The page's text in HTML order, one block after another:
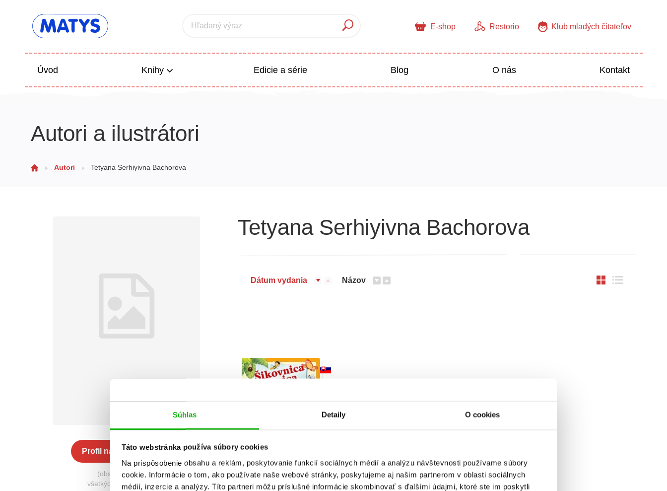
Súhlas Detaily O cookies
Táto webstránka používa súbory cookies
Na prispôsobenie obsahu a reklám, poskytovanie funkcií sociálnych médií a analýzu návštevnosti používame súbory
cookie. Informácie o tom, ako používate naše webové stránky, poskytujeme aj našim partnerom v oblasti sociálnych
médií, inzercie a analýzy. Títo partneri môžu príslušné informácie skombinovať s ďalšími údajmi, ktoré ste im poskytli
Hľadaný výraz E-shop Restorio Klub mladých čitateľov
Úvod Knihy
Poézia
Edicie a série Blog O nás Kontakt
Autori a ilustrátori
Autori Tetyana Serhiyivna Bachorova
Profil na Albatros Media
(obsahuje knihy zo
všetkých nakladateľstiev)
Tetyana Serhiyivna Bachorova
Dátum vydania Názov
Šikovnica opica a
jej kamaráti